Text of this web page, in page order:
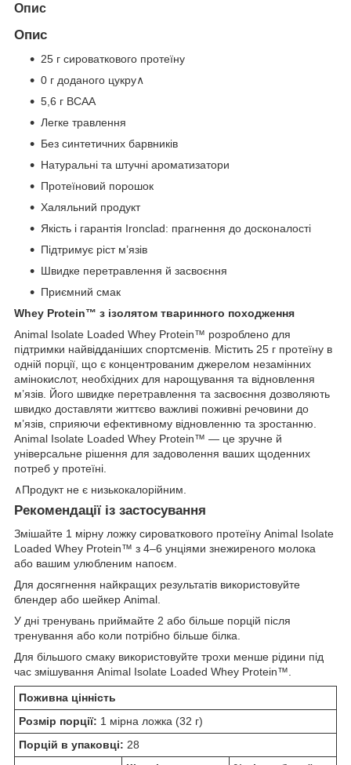
Опис
Опис
25 г сироваткового протеїну
0 г доданого цукру∧
5,6 г BCAA
Легке травлення
Без синтетичних барвників
Натуральні та штучні ароматизатори
Протеїновий порошок
Халяльний продукт
Якість і гарантія Ironclad: прагнення до досконалості
Підтримує ріст м’язів
Швидке перетравлення й засвоєння
Приємний смак
Whey Protein™ з ізолятом тваринного походження
Animal Isolate Loaded Whey Protein™ розроблено для
підтримки найвідданіших спортсменів. Містить 25 г протеїну в
одній порції, що є концентрованим джерелом незамінних
амінокислот, необхідних для нарощування та відновлення
м’язів. Його швидке перетравлення та засвоєння дозволяють
швидко доставляти життєво важливі поживні речовини до
м’язів, сприяючи ефективному відновленню та зростанню.
Animal Isolate Loaded Whey Protein™ — це зручне й
універсальне рішення для задоволення ваших щоденних
потреб у протеїні.
∧Продукт не є низькокалорійним.
Рекомендації із застосування
Змішайте 1 мірну ложку сироваткового протеїну Animal Isolate
Loaded Whey Protein™ з 4–6 унціями знежиреного молока
або вашим улюбленим напоєм.
Для досягнення найкращих результатів використовуйте
блендер або шейкер Animal.
У дні тренувань приймайте 2 або більше порцій після
тренування або коли потрібно більше білка.
Для більшого смаку використовуйте трохи менше рідини під
час змішування Animal Isolate Loaded Whey Protein™.
Поживна цінність
Розмір порції: 1 мірна ложка (32 г)
Порцій в упаковці: 28